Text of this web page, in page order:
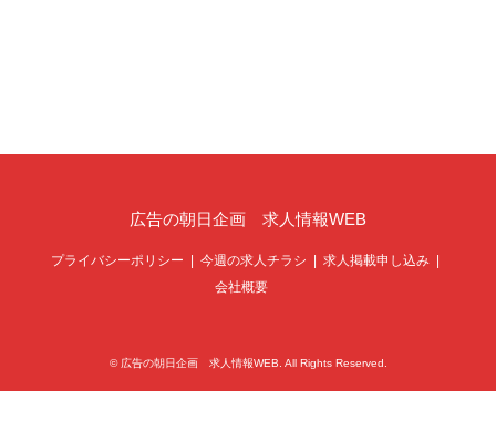
広告の朝日企画 求人情報WEB
プライバシーポリシー 今週の求人チラシ
求人掲載申し込み
会社概要
© 広告の朝日企画 求人情報WEB . All Rights Reserved.